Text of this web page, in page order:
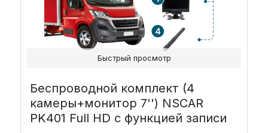
Беспроводной комплект (4
камеры+монитор 7'') NSCAR
PK401 Full HD с функцией записи
Быстрый просмотр